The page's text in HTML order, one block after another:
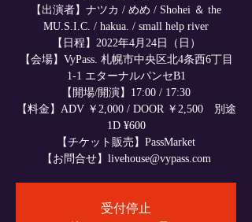
【出演者】ナツカ / めめ / Shohei ＆ the
MU.S.I.C. / hakua. / small help river
【日程】2022年4月24日（日）
【会場】VyPass. 札幌市中央区北4条西6丁目
1-1 エターナルパンセB1
【開場/開演】17:00 / 17:30
【料金】ADV ￥2,000 / DOOR ￥2,500 別途
1D ¥600
【チケット販売】PassMarket
【お問合せ】livehouse@vypass.com
受付停止